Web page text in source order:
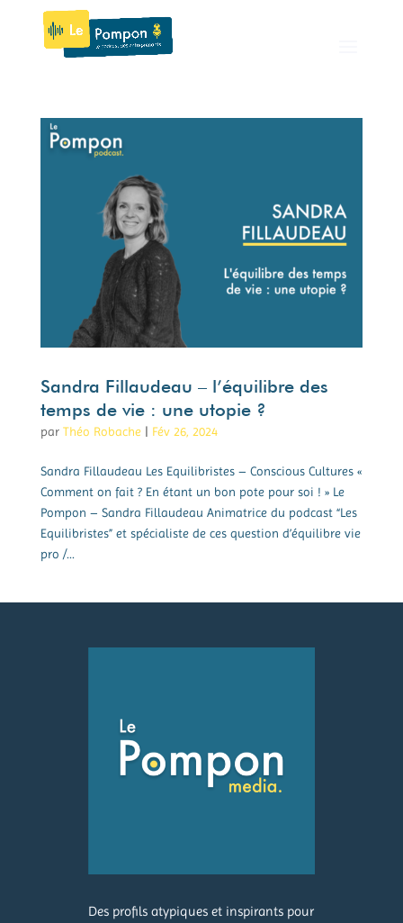
Sandra Fillaudeau – l’équilibre des
temps de vie : une utopie ?
par Théo Robache| Fév 26, 2024
Sandra Fillaudeau Les Equilibristes – Conscious Cultures «
Comment on fait ? En étant un bon pote pour soi ! » Le
Pompon – Sandra Fillaudeau Animatrice du podcast “Les
Equilibristes” et spécialiste de ces question d’équilibre vie
pro /...
Des profils atypiques et inspirants pour